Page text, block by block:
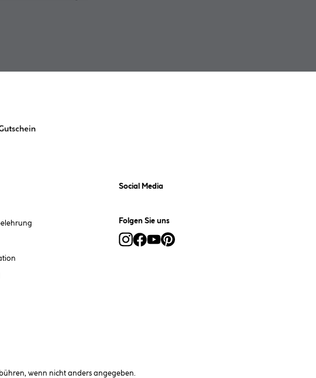
Social Media
Folgen Sie uns
wenn nicht anders angegeben.